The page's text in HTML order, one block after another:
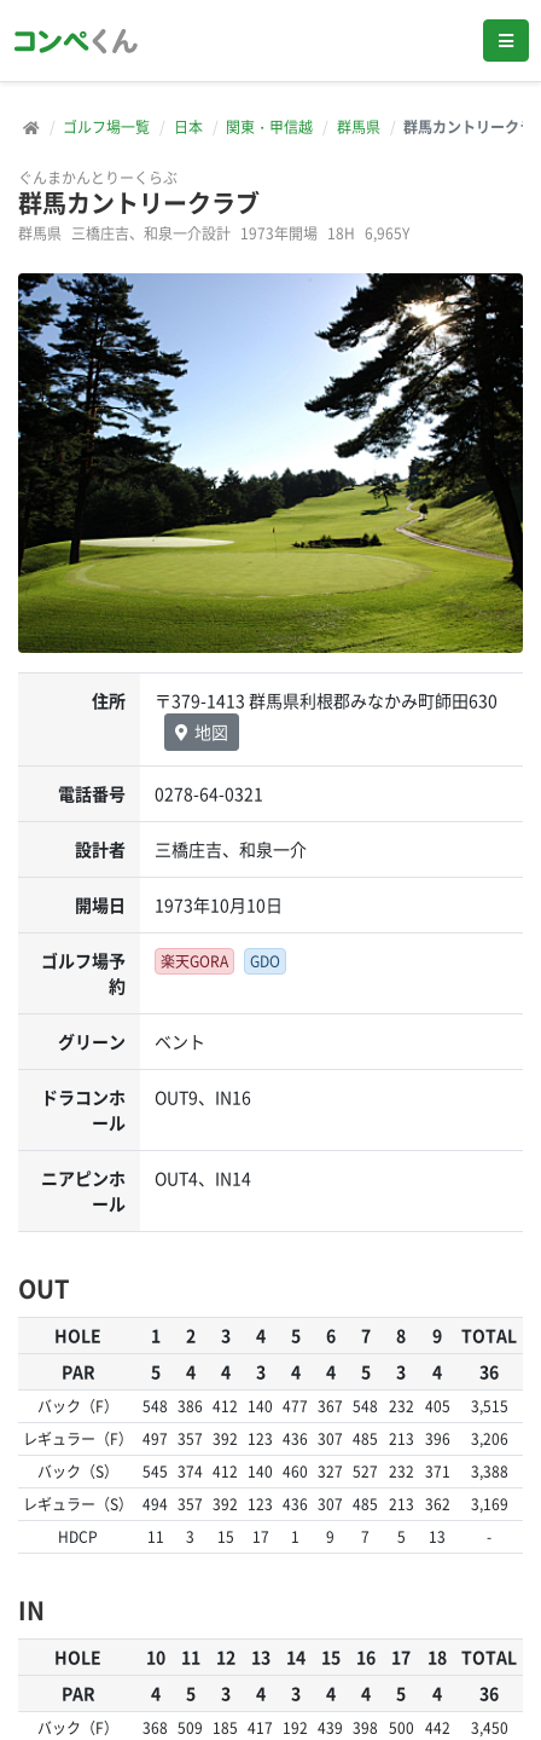
ゴルフ場一覧 日本 関東・甲信越 群馬県 群馬カントリークラ
ぐんまかんとりーくらぶ
群馬カントリークラブ
群馬県 三橋庄吉、和泉一介設計 1973年開場 18H 6,965Y
住所
〒379-1413 群馬県利根郡みなかみ町師田630
地図
電話番号 0278-64-0321
設計者 三橋庄吉、和泉一介
開場日 1973年10月10日
ゴルフ場予
約
楽天GORA GDO
グリーン ベント
ドラコンホ
ール
OUT9、IN16
ニアピンホ
ール
OUT4、IN14
OUT
HOLE 1 2 3 4 5 6 7 8 9
TOTAL
PAR
5 4 4 3 4 4 5 3 4 36
バック（F） 548 386 412 140 477 367 548 232 405
3,515
レギュラー（F）
497 357 392 123 436 307 485 213 396
3,206
バック（S）
545 374 412 140 460 327 527 232 371
3,388
レギュラー（S）
494 357 392 123 436 307 485 213 362
3,169
HDCP
11 3 15 17 1 9 7 5 13 -
IN
HOLE 10 11 12 13 14 15 16 17 18 TOTAL
PAR
4 5 3 4 3 4 4 5 4 36
バック（F） 368 509 185 417 192 439 398 500 442
3,450